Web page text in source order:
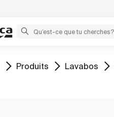
Aller à
Produits Aller à
Lavabos